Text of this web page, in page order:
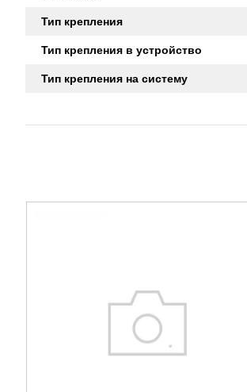
Тип крепления
Тип крепления в устройство
Тип крепления на систему